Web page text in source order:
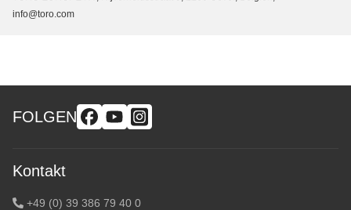
info@toro.com
FOLGEN
Kontakt
+49 (0) 39 386 79 40 0